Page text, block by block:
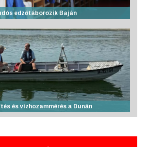
edzőtáborozik Baján
és vízhozammérés a Dunán